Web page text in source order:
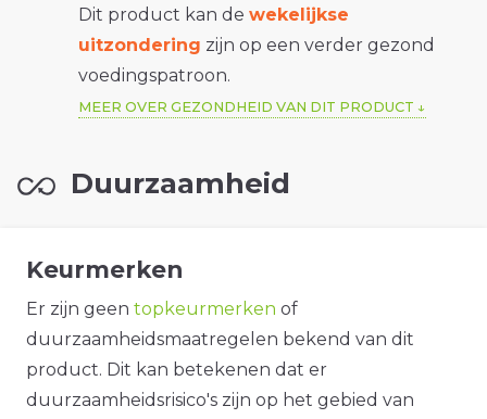
Dit product kan de wekelijkse
uitzondering zijn op een verder gezond
voedingspatroon.
MEER OVER GEZONDHEID VAN DIT PRODUCT
Duurzaamheid
Keurmerken
Er zijn geen topkeurmerken of
duurzaamheidsmaatregelen bekend van dit
product. Dit kan betekenen dat er
duurzaamheidsrisico's zijn op het gebied van